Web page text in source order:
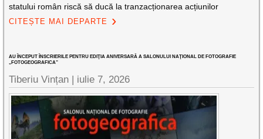
statului român riscă să ducă la tranzacționarea acțiunilor
CITEȘTE MAI DEPARTE
AU ÎNCEPUT ÎNSCRIERILE PENTRU EDIŢIA ANIVERSARĂ A SALONULUI NAŢIONAL DE FOTOGRAFIE
„FOTOGEOGRAFICA”
Tiberiu Vințan | iulie 7, 2026